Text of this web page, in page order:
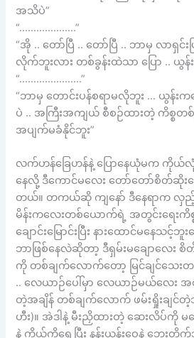
အသိပဲ”
“………………..”
“အို .. တော်ပြီ .. တော်ပြီ .. ဘာမှ လာရှင်
လိုက်ဘူးလား တစ်ခွန်းထဲသာ ပြော .. ယွန်
“………………….”
“ဘာမှ တောင်းပန်စရာမလိုဘူး … ယွန်းက
ပဲ .. အကြီးအကျယ် စီစဉ်ထားတဲ့ ကိစ္စတ
အပျက်မခံနိုင်ဘူး”
လက်ဟန်ခြေဟန်နဲ့ ပြောနေယုံမက ကိုယ်
နေလို့ ဒီကောင်မလေး တော်တော်စိတ်ဆိုး
တယ်။ တကယ်ဆို ကျနော် ဒီနေရာက လှည့်
မိန်းကလေးတစ်ယောက်ရဲ့ အတွင်းရေးကိ
ချောင်းမြောင်းပြီး နားထောင်မနေသ
ဘာဖြစ်နေလဲဆိုတာ့ ဒီရှမ်းမချောလေး
ကို တစ်ချက်လောက်တော့ မြင်ချင်သေးတယ်
.. လေယာဉ်ပေါ်မှာ လေယာဉ်မယ်လေး အ
တဲ့အချိန် တစ်ချက်လောက် ဖမ်းရှိုးချင်
ဟီး)။ အဲဒါနဲ့ မီးညှိထားတဲ့ ဆေးလိပ်ကို
နဲ့ ကိုယ်ကိုရွှေ့ပြီး နန်းယွန်းဝေနဲ့ ဘေးတို